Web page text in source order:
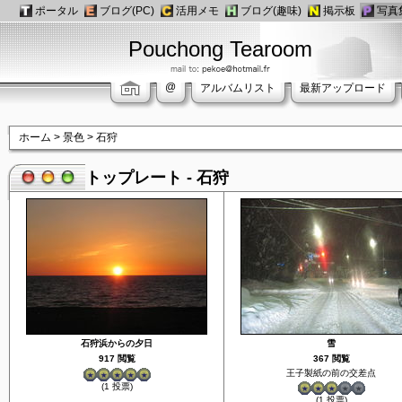
Pouchong Tearoom
@ アルバムリスト 最新アップロード
ホーム > 景色 > 石狩
トップレート - 石狩
石狩浜からの夕日
917 閲覧
(1 投票)
雪
367 閲覧
王子製紙の前の交差点
(1 投票)
ポータル ブログ(PC) 活用メモ ブログ(趣味) 掲示板 写真